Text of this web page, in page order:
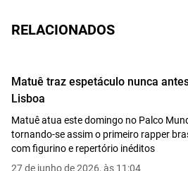
RELACIONADOS
Matuê traz espetáculo nunca
Lisboa
Matuê atua este domingo no Palco
tornando-se assim o primeiro rapper
com figurino e repertório inéditos
27 de junho de 2026, às 11:04